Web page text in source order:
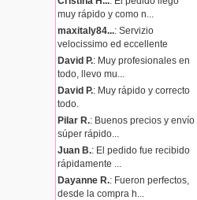
muy rápido y como n...
maxitaly84...: Servizio
velocissimo ed eccellente
David P.: Muy profesionales en
todo, llevo mu...
David P.: Muy rápido y correcto
todo.
Pilar R.: Buenos precios y envío
súper rápido...
Juan B.: El pedido fue recibido
rápidamente ...
Dayanne R.: Fueron perfectos,
desde la compra h...